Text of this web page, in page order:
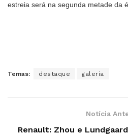
estreia será na segunda metade da
Temas: destaque galeria
Notícia
Renault: Zhou e